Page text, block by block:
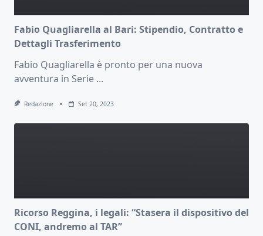
Fabio Quagliarella al Bari: Stipendio, Contratto e
Dettagli Trasferimento
Fabio Quagliarella è pronto per una nuova
avventura in Serie ...
Redazione Set 20, 2023
Ricorso Reggina, i legali: “Stasera il dispositivo del
CONI, andremo al TAR”